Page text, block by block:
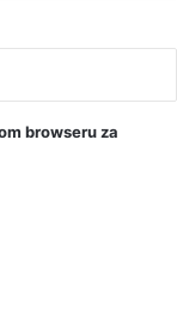
browseru za